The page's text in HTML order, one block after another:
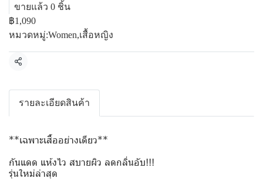
ขายแล้ว 0 ชิ้น
฿1,090
หมวดหมู่:Women,เสื้อหญิง
แชร์
รายละเอียดสินค้า
**เฉพาะเสื้ออย่างเดียว**
กันแดด แห้งไว สบายผิว ลดกลิ่นอับ!!!
รุ่นใหม่ล่าสุด